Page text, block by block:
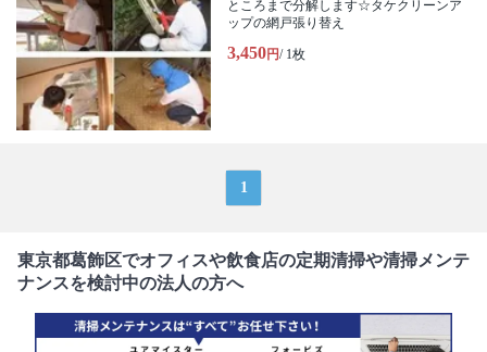
ところまで分解します☆タケクリーンア
ップの網戸張り替え
3,450円/ 1枚
1
東京都葛飾区でオフィスや飲食店の定期清掃や清掃メンテ
ナンスを検討中の法人の方へ